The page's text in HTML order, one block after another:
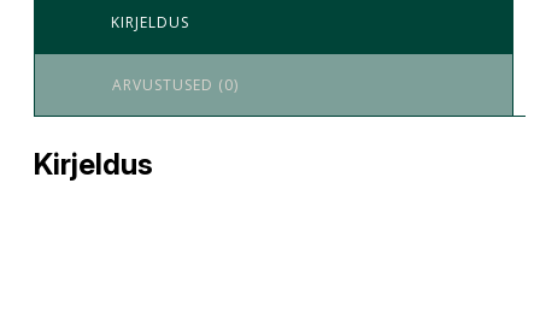
KIRJELDUS
ARVUSTUSED (0)
Kirjeldus